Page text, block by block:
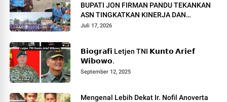
BUPATI JON FIRMAN PANDU TEKANKAN
ASN TINGKATKAN KINERJA DAN
PELAYANAN MASYARAKAT.
Juli 17, 2026
𝗕𝗶𝗼𝗴𝗿𝗮𝗳𝗶 Letjen TNI 𝗞𝘂𝗻𝘁𝗼 𝗔𝗿𝗶𝗲𝗳
𝗪𝗶𝗯𝗼𝘄𝗼.
September 12, 2025
Mengenal Lebih Dekat Ir. Nofil Anoverta